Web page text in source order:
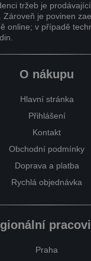
tržeb je
je povinen
online; v případě
O nákupu
Hlavní stránka
Přihlášení
Kontakt
Obchodní podmínky
Doprava a platba
Rychlá objednávka
Praha